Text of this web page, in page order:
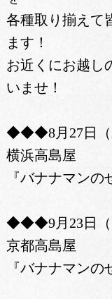
各種取り揃えて
ます！
お近くにお越し
いませ！
◆◆◆8月27日
横浜高島屋
『バナナマンの
◆◆◆9月23日（
京都高島屋
『バナナマンの